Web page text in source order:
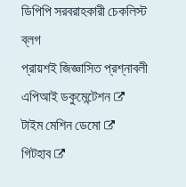
ডিপিপি সরবরাহকারী চেকলিস্ট
ব্লগ
প্রায়শই জিজ্ঞাসিত প্রশ্নাবলী
এপিআইডকুমেন্টেশন
টাইম মেশিনডেমো
গিটহাব